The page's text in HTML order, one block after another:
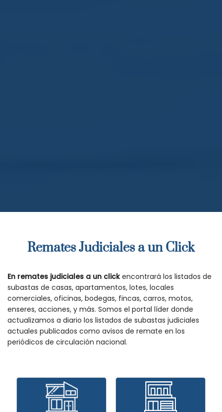
Remates Judiciales a un Click
En remates judiciales a un clickencontrará los listados de
subastas de casas, apartamentos, lotes, locales
comerciales, oficinas, bodegas, fincas, carros, motos,
enseres, acciones, y más. Somos el portal líder donde
actualizamos a diario los listados de subastas judiciales
actuales publicados como avisos de remate en los
periódicos de circulación nacional.